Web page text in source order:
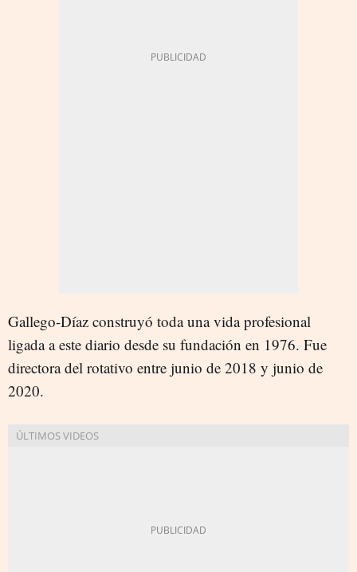
Gallego-Díaz construyó toda una vida profesional
ligada a este diario desde su fundación en 1976. Fue
directora del rotativo entre junio de 2018 y junio de
2020.